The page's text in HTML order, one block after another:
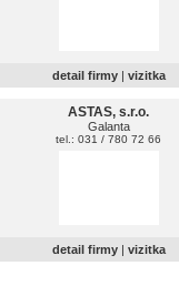
detail firmy | vizitka
ASTAS, s.r.o.
Galanta
tel.: 031 / 780 72 66
detail firmy | vizitka